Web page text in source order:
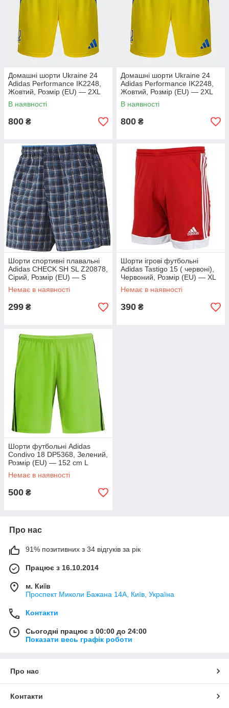
Домашні шорти Ukraine 24
Adidas Performance IK2248,
Жовтий, Розмір (EU) — 2XL
В наявності
800 ₴
Домашні шорти Ukraine 24
Adidas Performance IK2248,
Жовтий, Розмір (EU) — 2XL
В наявності
800 ₴
Шорти спортивні плавальні
Adidas CHECK SH SL Z20878,
Сірий, Розмір (EU) — S
Немає в наявності
299 ₴
Шорти ігрові футбольні
Adidas Tastigo 15 ( червоні),
Червоний, Розмір (EU) — XL
L
Немає в наявності
390 ₴
Шорти футбольні Adidas
Condivo 18 DP5368, Зелений,
Розмір (EU) — 152 cm L
Немає в наявності
500 ₴
Про нас
91% позитивних з 34 відгуків за рік
Працює з 16.10.2014
м. Київ
Проспект Миколи Бажана 14А, Київ, Україна
Контакти
Сьогодні працює з 00:00 до 24:00
Показати весь графік роботи
Про нас
Контакти